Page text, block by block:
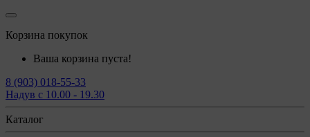
Корзина покупок
Ваша корзина пуста!
8 (903) 018-55-33
Надув с 10.00 - 19.30
Каталог